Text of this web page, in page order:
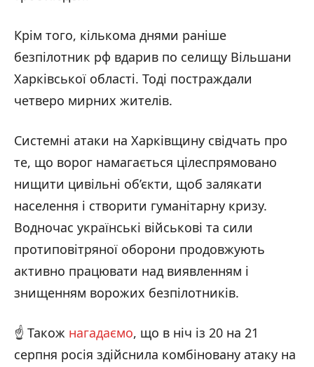
Крім того, кількома днями раніше
безпілотник рф вдарив по селищу Вільшани
Харківської області. Тоді постраждали
четверо мирних жителів.
Системні атаки на Харківщину свідчать про
те, що ворог намагається цілеспрямовано
нищити цивільні об’єкти, щоб залякати
населення і створити гуманітарну кризу.
Водночас українські військові та сили
протиповітряної оборони продовжують
активно працювати над виявленням і
знищенням ворожих безпілотників.
☝️ Також нагадаємо, що в ніч із 20 на 21
серпня росія здійснила комбіновану атаку на